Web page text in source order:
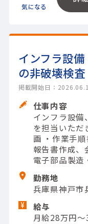
インフラ設
の非破壊検査
掲載開始日：
仕事内容
インフラ設備
を担当いただ
画 ・作業手
報告書作成
電子部品製造
勤務地
兵庫県神戸市
給与
月給28万円